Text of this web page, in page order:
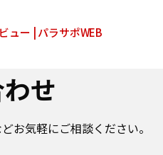
ュー | パラサポWEB
せ
お気軽にご相談ください。